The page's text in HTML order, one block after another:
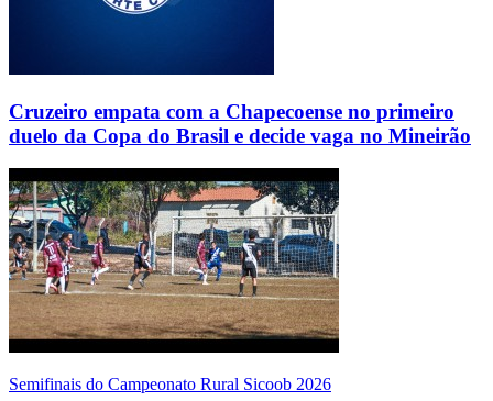
Cruzeiro empata com a Chapecoense no primeiro
duelo da Copa do Brasil e decide vaga no Mineirão
Semifinais do Campeonato Rural Sicoob 2026